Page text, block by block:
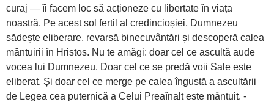
curaj — îi facem loc să acționeze cu libertate în viața
noastră. Pe acest sol fertil al credincioșiei, Dumnezeu
sădește eliberare, revarsă binecuvântări și descoperă calea
mântuirii în Hristos. Nu te amăgi: doar cel ce ascultă aude
vocea lui Dumnezeu. Doar cel ce se predă voii Sale este
eliberat. Și doar cel ce merge pe calea îngustă a ascultării
de Legea cea puternică a Celui Preaînalt este mântuit. -